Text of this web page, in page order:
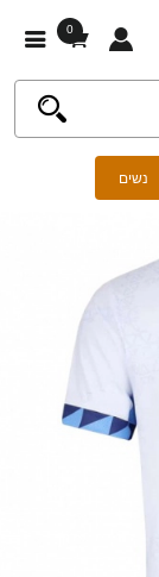
0
נשים